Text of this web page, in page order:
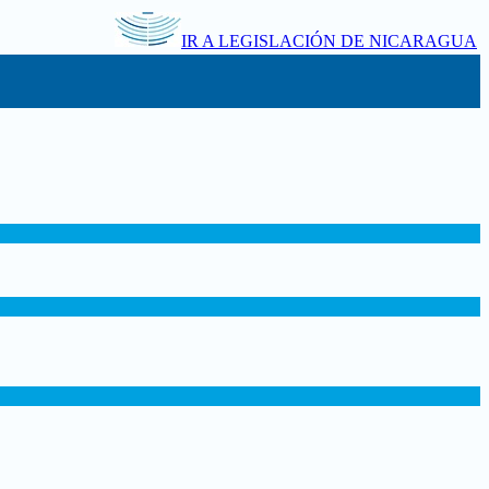
IR A LEGISLACIÓN DE NICARAGUA